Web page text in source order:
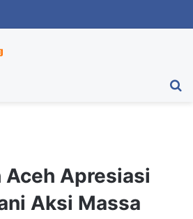
Aceh Apresiasi
Aksi Massa